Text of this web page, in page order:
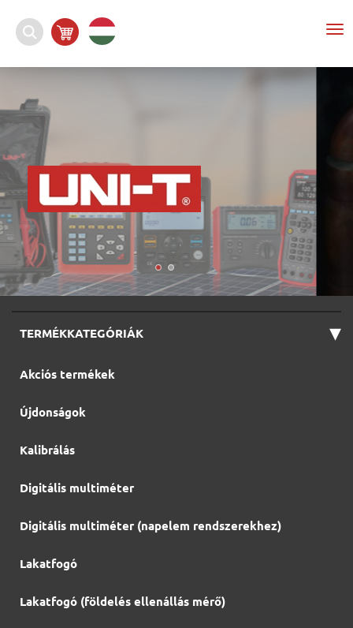
TERMÉKKATEGÓRIÁK ▾
Akciós termékek
Újdonságok
Kalibrálás
Digitális multiméter
Digitális multiméter (napelem rendszerekhez)
Lakatfogó
Lakatfogó (földelés ellenállás mérő)